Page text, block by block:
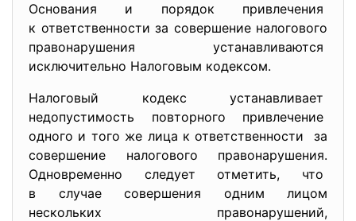
Основания и порядок привлечения
к ответственности за совершение налогового
правонарушения устанавливаются
исключительно Налоговым кодексом.
Налоговый кодекс устанавливает
недопустимость повторного привлечение
одного и того же лица к ответственности за
совершение налогового правонарушения.
Одновременно следует отметить, что
в случае совершения одним лицом
нескольких правонарушений,